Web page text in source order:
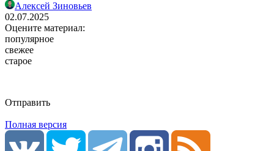
Алексей Зиновьев
02.07.2025
Оцените материал:
популярное
свежее
старое
Отправить
Полная версия